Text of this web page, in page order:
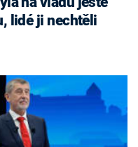
lidé ji nechtěli